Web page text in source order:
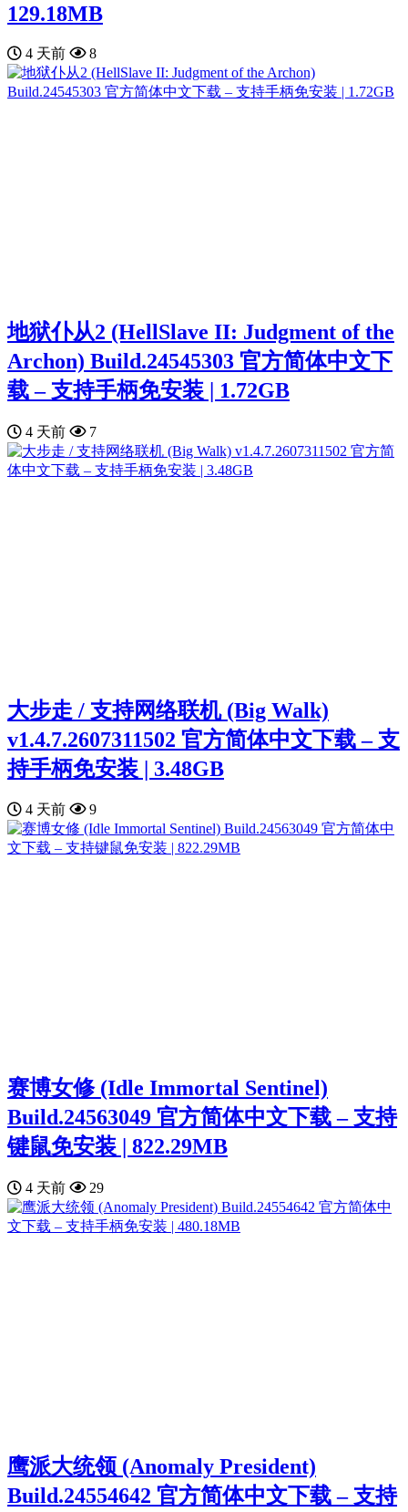
129.18MB
4 天前 8
地狱仆从2 (HellSlave II: Judgment of the
Archon) Build.24545303 官方简体中文下
载 – 支持手柄免安装 | 1.72GB
4 天前 7
大步走 / 支持网络联机 (Big Walk)
v1.4.7.2607311502 官方简体中文下载 – 支
持手柄免安装 | 3.48GB
4 天前 9
赛博女修 (Idle Immortal Sentinel)
Build.24563049 官方简体中文下载 – 支持
键鼠免安装 | 822.29MB
4 天前 29
鹰派大统领 (Anomaly President)
Build.24554642 官方简体中文下载 – 支持